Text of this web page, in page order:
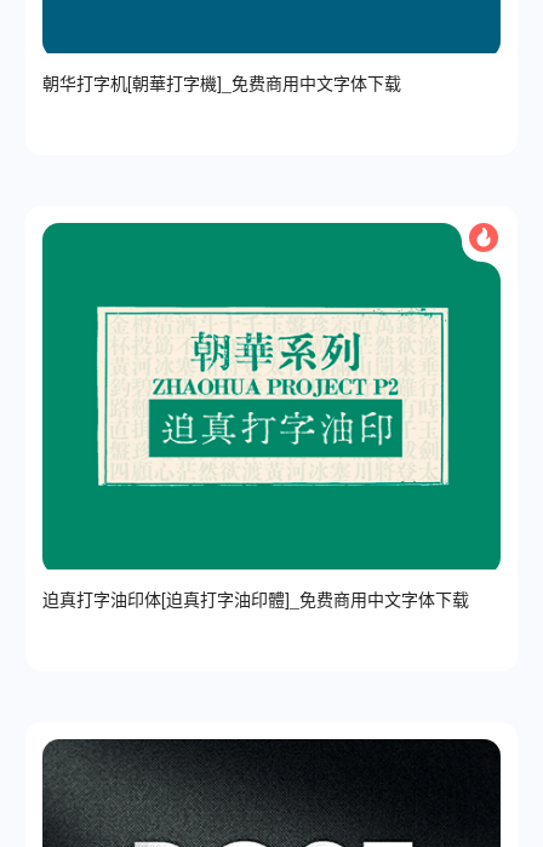
朝华打字机[朝華打字機]_免费商用中文字体下载
迫真打字油印体[迫真打字油印體]_免费商用中文字体下载